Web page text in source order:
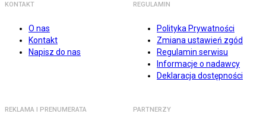
KONTAKT
O nas
Kontakt
Napisz do nas
REGULAMIN
Polityka Prywatności
Zmiana ustawień zgód
Regulamin serwisu
Informacje o nadawcy
Deklaracja dostępności
REKLAMA I PRENUMERATA PARTNERZY